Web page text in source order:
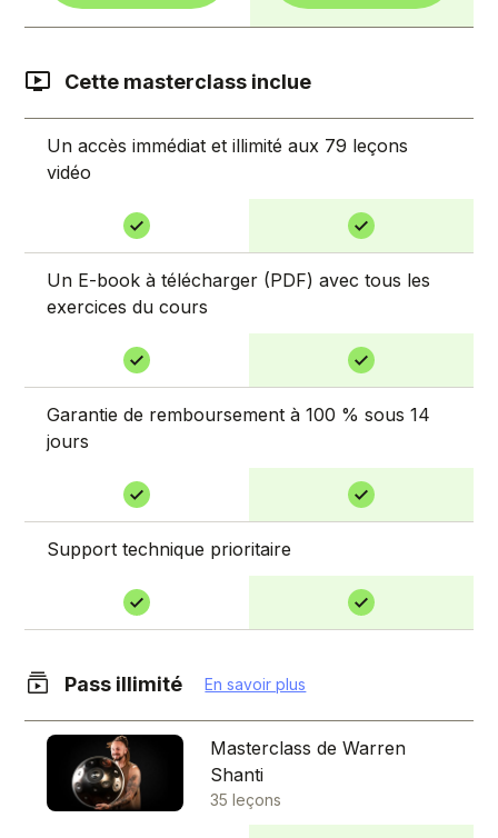
Cette masterclass inclue
Un accès immédiat et illimité aux 79 leçons
vidéo
Un E-book à télécharger (PDF) avec tous les
exercices du cours
Garantie de remboursement à 100 % sous 14
jours
Support technique prioritaire
Pass illimité En savoir plus
Masterclass de Warren
Shanti
35 leçons